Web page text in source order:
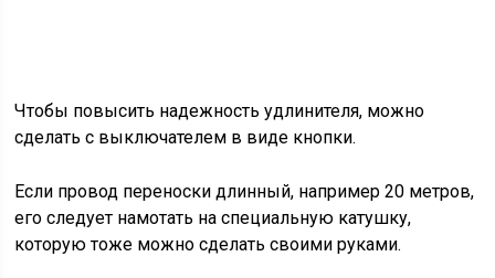
Чтобы повысить надежность удлинителя, можно
сделать с выключателем в виде кнопки.
Если провод переноски длинный, например 20 метров,
его следует намотать на специальную катушку,
которую тоже можно сделать своими руками.